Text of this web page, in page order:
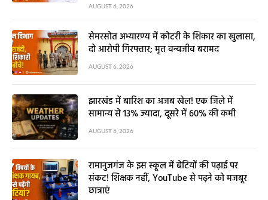
AUGUST 6, 2026
सेमरसोत अभ्यारण्य में कोटरी के शिकार का खुलासा,
दो आरोपी गिरफ्तार; मृत वन्यजीव बरामद
AUGUST 6, 2026
झारखंड में बारिश का अजब खेल! एक जिले में
सामान्य से 13% ज्यादा, दूसरे में 60% की कमी
AUGUST 6, 2026
रामानुजगंज के इस स्कूल में बेटियों की पढ़ाई पर
संकट! शिक्षक नहीं, YouTube से पढ़ने को मजबूर
छात्राएं